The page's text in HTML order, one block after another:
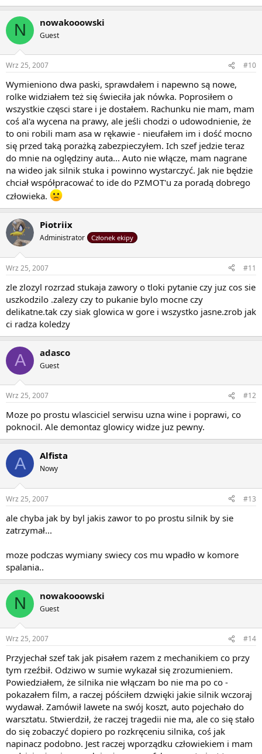
N nowakooowski
Guest
Wrz 25, 2007 #10
Wymieniono dwa paski, sprawdałem i napewno są nowe,
rolke widziałem też się świeciła jak nówka. Poprosiłem o
wszystkie częsci stare i je dostałem. Rachunku nie mam, mam
coś al'a wycena na prawy, ale jeśli chodzi o udowodnienie, że
to oni robili mam asa w rękawie - nieufałem im i dość mocno
się przed taką porażką zabezpieczyłem. Ich szef jedzie teraz
do mnie na oględziny auta... Auto nie włącze, mam nagrane
na wideo jak silnik stuka i powinno wystarczyć. Jak nie będzie
chciał współpracować to ide do PZMOT'u za poradą dobrego
człowieka.
Piotriix
Administrator Członek ekipy
Wrz 25, 2007 #11
zle zlozyl rozrzad stukaja zawory o tloki pytanie czy juz cos sie
uszkodzilo .zalezy czy to pukanie bylo mocne czy
delikatne.tak czy siak glowica w gore i wszystko jasne.zrob jak
ci radza koledzy
A adasco
Guest
Wrz 25, 2007 #12
Moze po prostu wlasciciel serwisu uzna wine i poprawi, co
poknocil. Ale demontaz glowicy widze juz pewny.
A Alfista
Nowy
Wrz 25, 2007 #13
ale chyba jak by byl jakis zawor to po prostu silnik by sie
zatrzymał...
moze podczas wymiany swiecy cos mu wpadło w komore
spalania..
N nowakooowski
Guest
Wrz 25, 2007 #14
Przyjechał szef tak jak pisałem razem z mechanikiem co przy
tym rzeźbił. Odziwo w sumie wykazał się zrozumieniem.
Powiedziałem, że silnika nie włączam bo nie ma po co -
pokazałem film, a raczej póściłem dzwięki jakie silnik wczoraj
wydawał. Zamówił lawete na swój koszt, auto pojechało do
warsztatu. Stwierdził, że raczej tragedii nie ma, ale co się stało
do się zobaczyć dopiero po rozkręceniu silnika, coś jak
napinacz podobno. Jest raczej wporządku człowiekiem i mam